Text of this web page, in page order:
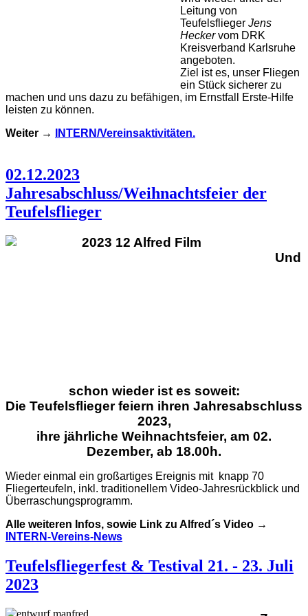
Leitung von
Teufelsflieger Jens
Heckervom DRK
Kreisverband Karlsruhe
angeboten.
Ziel ist es, unser Fliegen
ein Stück sicherer zu
machen und uns dazu zu befähigen, im Ernstfall Erste-Hilfe
leisten zu können.
Weiter →
INTERN/Vereinsaktivitäten.
02.12.2023
Jahresabschluss/Weihnachtsfeier der
Teufelsflieger
Und
schon wieder ist es soweit:
Die Teufelsflieger feiern ihren Jahresabschluss
2023,
ihre jährliche Weihnachtsfeier, am 02.
Dezember, ab 18.00h.
Wieder einmal ein großartiges Ereignis mit knapp 70
Fliegerteufeln, inkl. traditionellem Video-Jahresrückblick und
Überraschungsprogramm.
Alle weiteren Infos, sowie Link zu Alfred´s Video →
INTERN-Vereins-News
Teufelsfliegerfest & Testival 21. - 23. Juli
2023